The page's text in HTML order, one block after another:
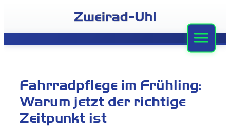
springen
Werkstatt
Leasing
Fahrradpflege im Frühling:
Warum jetzt der richtige
Zeitpunkt ist